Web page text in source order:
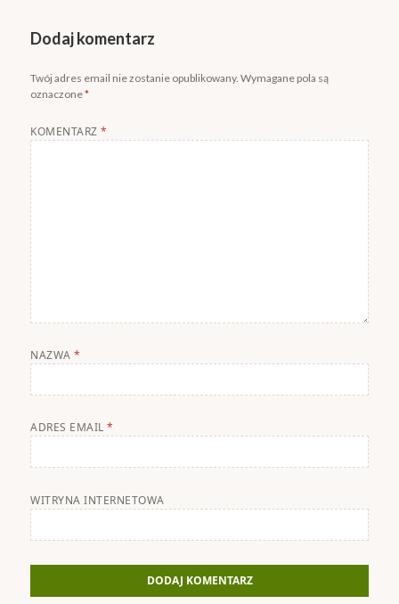
Dodaj komentarz
Twój adres email nie zostanie opublikowany. Wymagane pola są
oznaczone*
KOMENTARZ*
NAZWA*
ADRES EMAIL*
WITRYNA INTERNETOWA